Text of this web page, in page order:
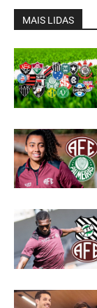
MAIS LIDAS